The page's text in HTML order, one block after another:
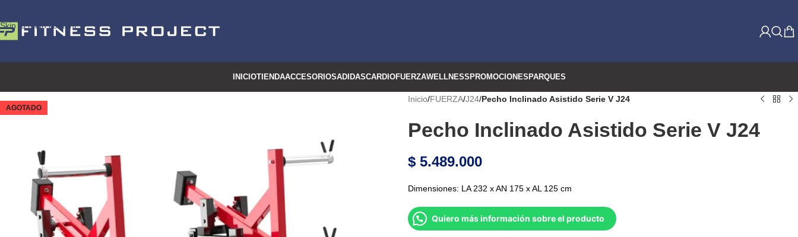
Skip to main content
INICIOTIENDAACCESORIOSADIDASCARDIOFUERZAWELLNESS PROMOCIONES PARQUES
AGOTADO
Inicio/FUERZA/J24/Pecho Inclinado Asistido Serie V J24
Pecho Inclinado Asistido Serie V J24
$ 5.489.000
Dimensiones: LA 232 x AN 175 x AL 125 cm
Quiero más información sobre el producto